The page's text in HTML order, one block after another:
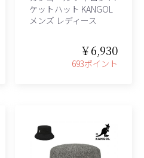
ケットハット KANGOL
メンズ レディース
￥6,930
693ポイント